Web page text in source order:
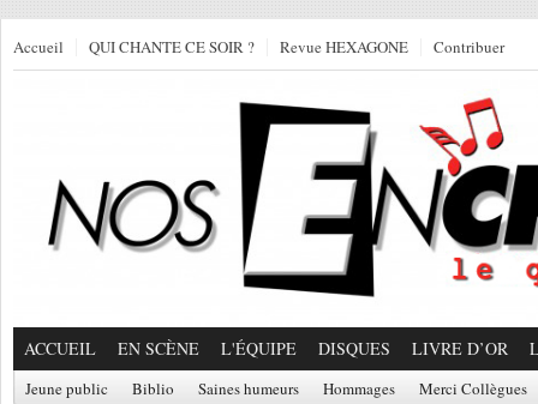
Accueil QUI CHANTE CE SOIR ? Revue HEXAGONE Contribuer
ACCUEIL EN SCÈNE L'ÉQUIPE DISQUES LIVRE D’OR
Jeune public Biblio Saines humeurs Hommages Merci Collègues